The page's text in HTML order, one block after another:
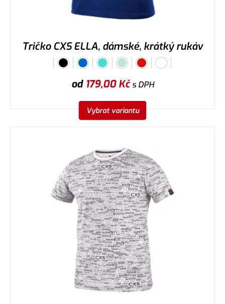
Tričko CXS ELLA, dámské, krátký rukáv
od 179,00Kčs DPH
Vybrat variantu